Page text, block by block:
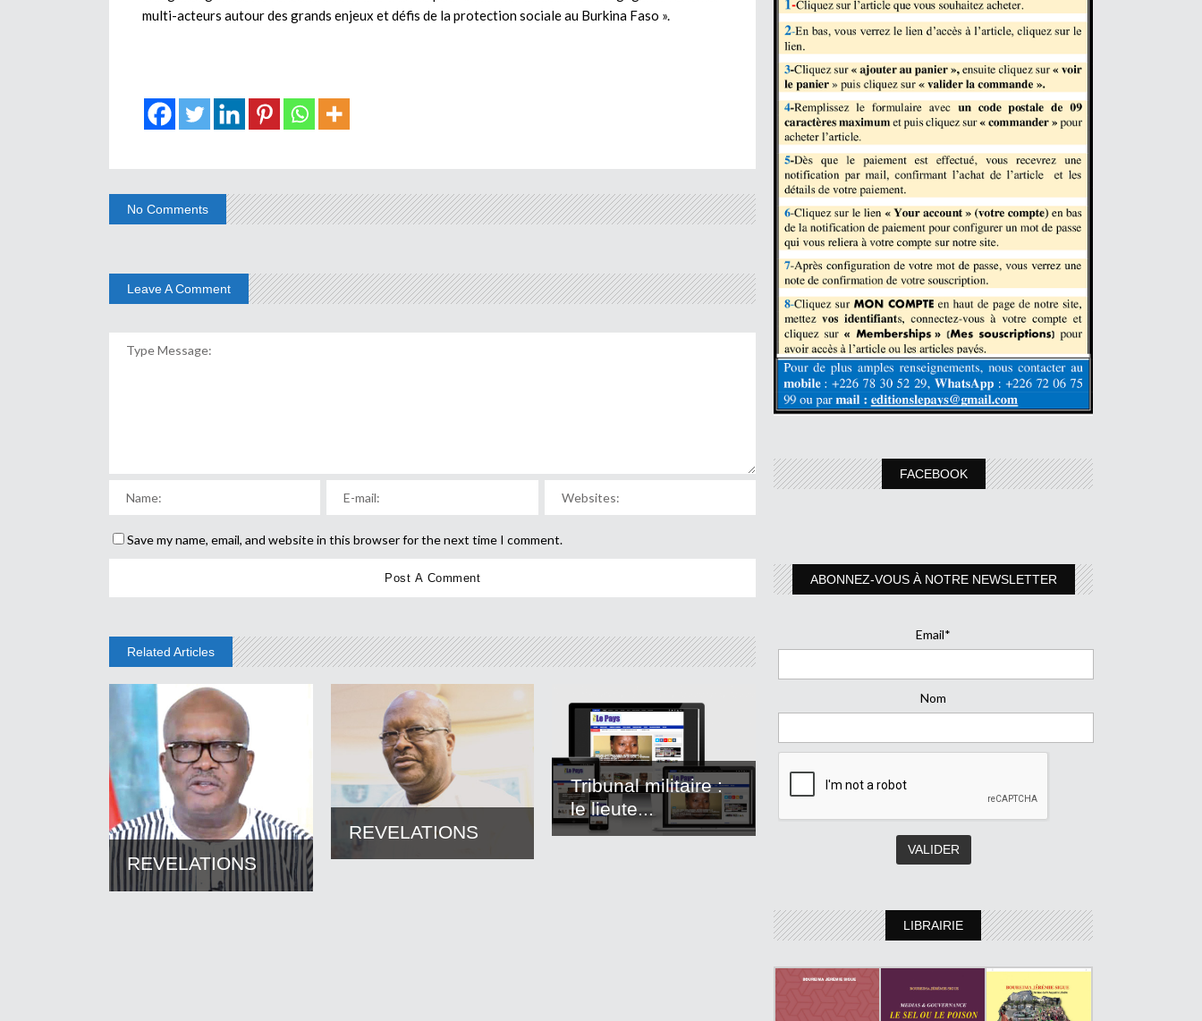
multi-acteurs autour des grands enjeux et défis de la protection sociale au Burkina Faso ».
No Comments
Leave A Comment
Save my name, email, and website in this browser for the next time I comment.
Related Articles
REVELATIONS
REVELATIONS
Tribunal militaire :
le lieute...
FACEBOOK
ABONNEZ-VOUS À NOTRE NEWSLETTER
Email*
Nom
LIBRAIRIE